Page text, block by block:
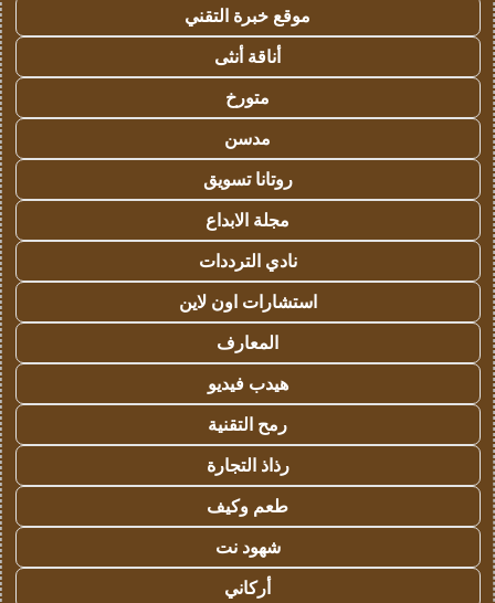
موقع خبرة التقني
أناقة أنثى
متورخ
مدسن
روتانا تسويق
مجلة الابداع
نادي الترددات
استشارات اون لاين
المعارف
هيدب فيديو
رمح التقنية
رذاذ التجارة
طعم وكيف
شهود نت
أركاني